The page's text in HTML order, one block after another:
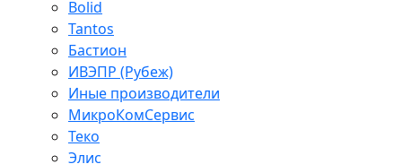
Bolid
Tantos
Бастион
ИВЭПР (Рубеж)
Иные производители
МикроКомСервис
Теко
Элис